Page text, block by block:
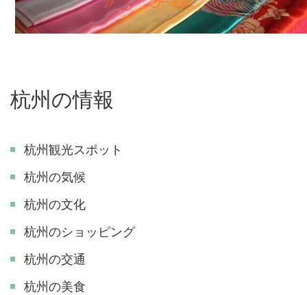
杭州の情報
杭州観光スポット
杭州の気候
杭州の文化
杭州のショッピング
杭州の交通
杭州の美食